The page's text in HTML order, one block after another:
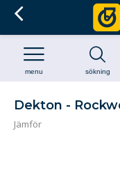
sökning
menu
Dekton -
Jämför